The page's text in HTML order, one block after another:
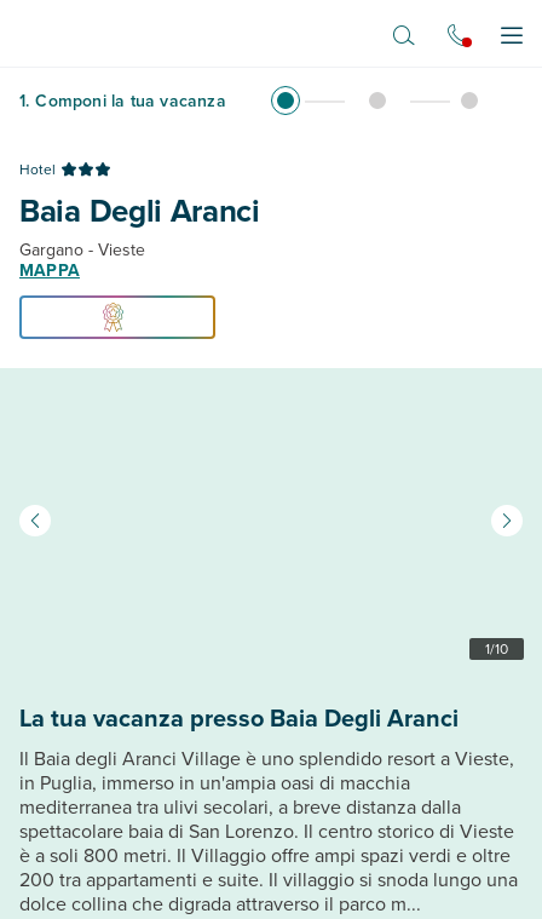
1. Componi la tua vacanza
Hotel
Baia Degli Aranci
Gargano - Vieste
MAPPA
1/10
La tua vacanza presso Baia Degli Aranci
Il Baia degli Aranci Village è uno splendido resort a Vieste,
in Puglia, immerso in un'ampia oasi di macchia
mediterranea tra ulivi secolari, a breve distanza dalla
spettacolare baia di San Lorenzo. Il centro storico di Vieste
è a soli 800 metri. Il Villaggio offre ampi spazi verdi e oltre
200 tra appartamenti e suite. Il villaggio si snoda lungo una
dolce collina che digrada attraverso il parco m...